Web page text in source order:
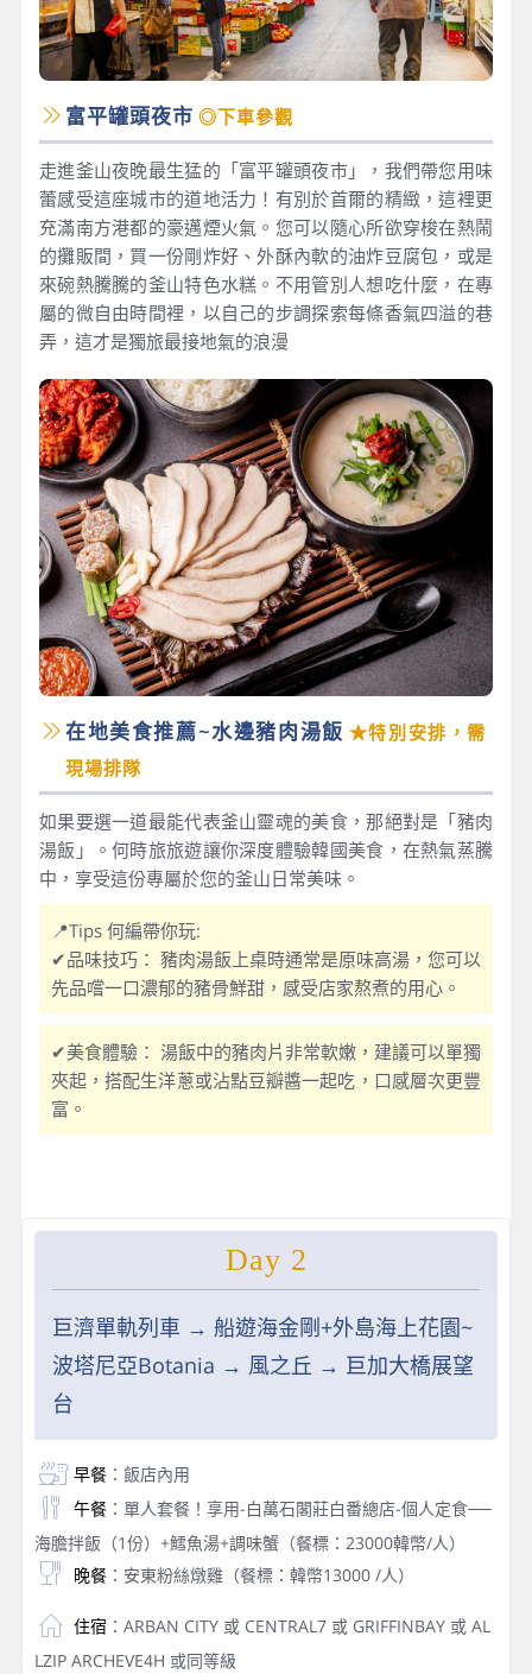
富平罐頭夜市 ◎下車參觀
走進釜山夜晚最生猛的「富平罐頭夜市」，我們帶您用味
蕾感受這座城市的道地活力！有別於首爾的精緻，這裡更
充滿南方港都的豪邁煙火氣。您可以隨心所欲穿梭在熱鬧
的攤販間，買一份剛炸好、外酥內軟的油炸豆腐包，或是
來碗熱騰騰的釜山特色水糕。不用管別人想吃什麼，在專
屬的微自由時間裡，以自己的步調探索每條香氣四溢的巷
弄，這才是獨旅最接地氣的浪漫
在地美食推薦~水邊豬肉湯飯 ★特別安排，需
現場排隊
如果要選一道最能代表釜山靈魂的美食，那絕對是「豬肉
湯飯」。何時旅旅遊讓你深度體驗韓國美食，在熱氣蒸騰
中，享受這份專屬於您的釜山日常美味。
📍Tips 何編帶你玩:
✔品味技巧： 豬肉湯飯上桌時通常是原味高湯，您可以
先品嚐一口濃郁的豬骨鮮甜，感受店家熬煮的用心。
✔美食體驗： 湯飯中的豬肉片非常軟嫩，建議可以單獨
夾起，搭配生洋蔥或沾點豆瓣醬一起吃，口感層次更豐
富。
Day 2
巨濟單軌列車 → 船遊海金剛+外島海上花園~
波塔尼亞Botania → 風之丘 → 巨加大橋展望
台
早餐：飯店內用
午餐：單人套餐！享用-白萬石閣莊白番總店-個人定食──
海膽拌飯（1份）+鱈魚湯+調味蟹（餐標：23000韓幣/人）
晚餐：安東粉絲燉雞（餐標：韓幣13000 /人）
住宿 ：ARBAN CITY 或 CENTRAL7 或 GRIFFINBAY 或 AL
LZIP ARCHEVE4H 或同等級